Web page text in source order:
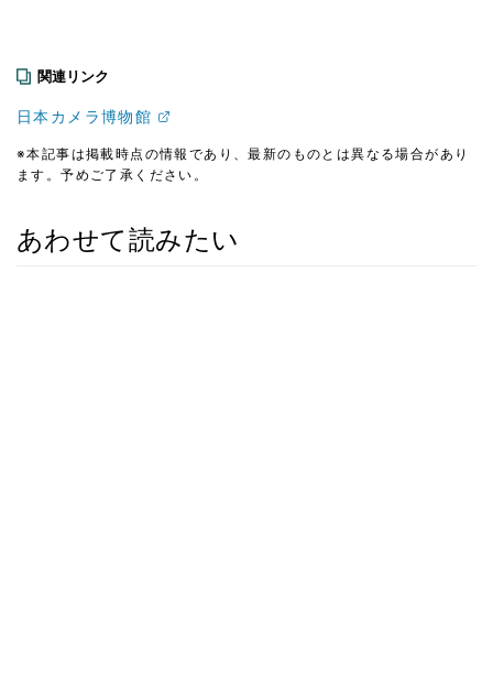
関連リンク
日本カメラ博物館
※本記事は掲載時点の情報であり、最新のものとは異なる場合があり
ます。予めご了承ください。
あわせて読みたい